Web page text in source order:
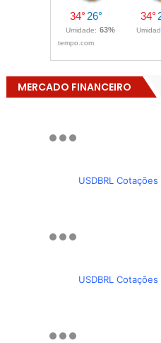
MERCADO FINANCEIRO
USDBRL Cotações
USDBRL Cotações